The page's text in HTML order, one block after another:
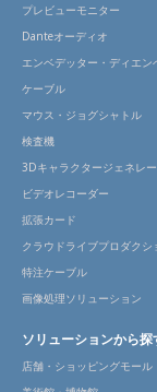
プレビューモニター
Danteオーディオ
エンベデッター・ディエン
ケーブル
マウス・ジョグシャトル
検査機
3Dキャラクタージェネレ
ビデオレコーダー
拡張カード
クラウドライブプロダクシ
特注ケーブル
画像処理ソリューション
ソリューションから探
店舗・ショッピングモール